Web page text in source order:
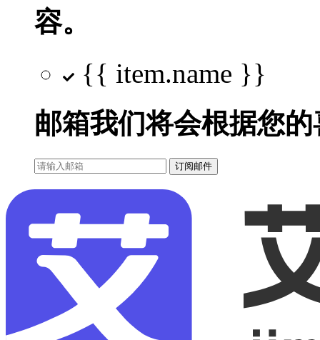
容。
{{ item.name }}
邮箱我们将会根据您
订阅邮件